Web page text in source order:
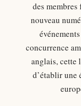
des
nouveau
concurrence
anglais, cette
d’établir une